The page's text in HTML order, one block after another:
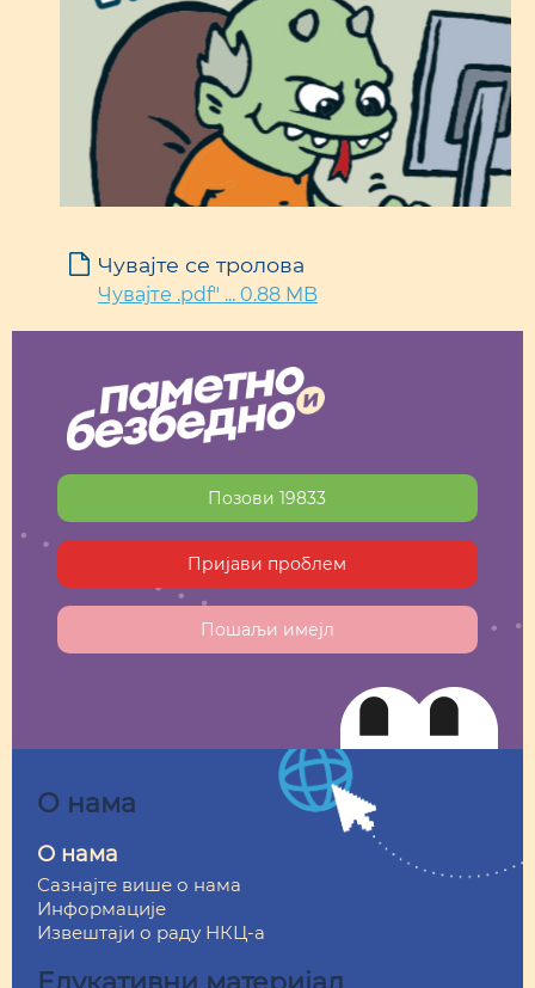
Чувајте се тролова
Чувајте .pdf" ... 0.88 MB
Позови 19833
Пријави проблем
Пошаљи имејл
О нама
О нама
Сазнајте више о нама
Информације
Извештаји о раду НКЦ-а